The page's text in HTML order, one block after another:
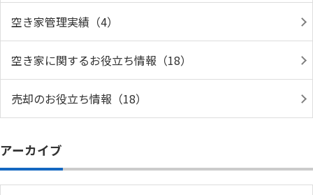
空き家管理実績（4）
空き家に関するお役立ち情報（18）
売却のお役立ち情報（18）
アーカイブ